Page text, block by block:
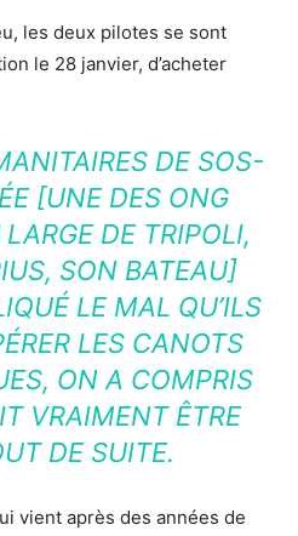
les deux pilotes se sont
le 28 janvier, d’acheter
DE SOS-
[UNE DES ONG
DE TRIPOLI,
SON BATEAU]
LE MAL QU’ILS
LES CANOTS
ON A COMPRIS
VRAIMENT ÊTRE
DE SUITE.
vient après des années de